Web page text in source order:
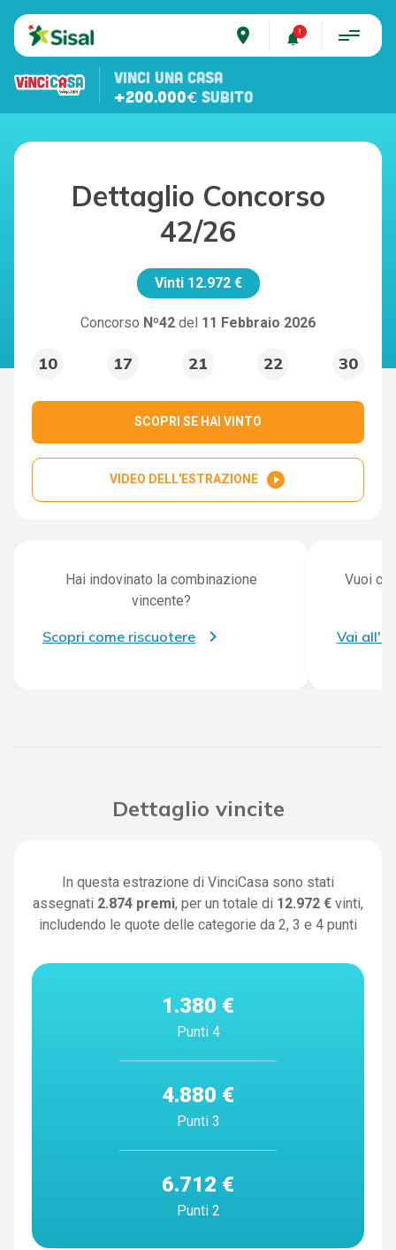
place
VINCI UNA CASA
+200.000€ SUBITO
Dettaglio Concorso
42/26
Vinti 12.972 €
Concorso Nº42 del 11 Febbraio 2026
10 17 21 22 30
SCOPRI SE HAI VINTO
VIDEO DELL'ESTRAZIONE play_circle_filled
Hai indovinato la combinazione
vincente?
Scopri come riscuotere
Vuoi
Vai
Dettaglio vincite
In questa estrazione di VinciCasa sono stati
assegnati 2.874 premi, per un totale di 12.972 € vinti,
includendo le quote delle categorie da 2, 3 e 4 punti
1.380 €
Punti 4
4.880 €
Punti 3
6.712 €
Punti 2